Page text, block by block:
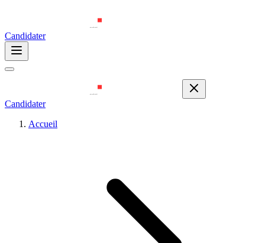
Candidater
Candidater
Accueil